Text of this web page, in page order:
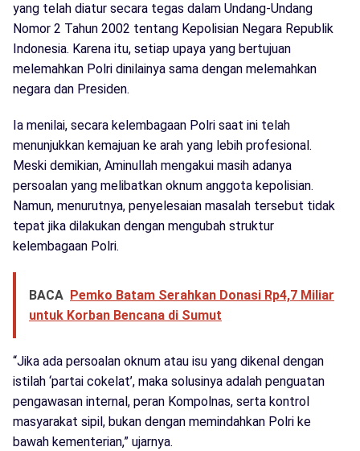
yang telah diatur secara tegas dalam Undang-Undang
Nomor 2 Tahun 2002 tentang Kepolisian Negara Republik
Indonesia. Karena itu, setiap upaya yang bertujuan
melemahkan Polri dinilainya sama dengan melemahkan
negara dan Presiden.
Ia menilai, secara kelembagaan Polri saat ini telah
menunjukkan kemajuan ke arah yang lebih profesional.
Meski demikian, Aminullah mengakui masih adanya
persoalan yang melibatkan oknum anggota kepolisian.
Namun, menurutnya, penyelesaian masalah tersebut tidak
tepat jika dilakukan dengan mengubah struktur
kelembagaan Polri.
BACA Pemko Batam Serahkan Donasi Rp4,7 Miliar
untuk Korban Bencana di Sumut
“Jika ada persoalan oknum atau isu yang dikenal dengan
istilah ‘partai cokelat’, maka solusinya adalah penguatan
pengawasan internal, peran Kompolnas, serta kontrol
masyarakat sipil, bukan dengan memindahkan Polri ke
bawah kementerian,” ujarnya.